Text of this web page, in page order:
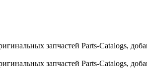
запчастей Parts-Catalogs,
запчастей Parts-Catalogs,